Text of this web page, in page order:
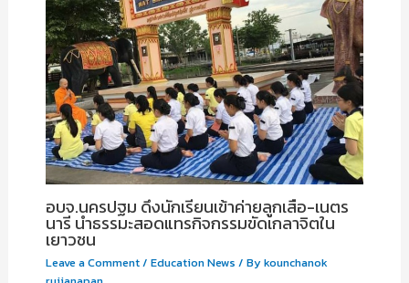
อบจ.นครปฐม ดึงนักเรียนเข้าค่ายลูกเสือ-เนตร
นารี นำธรรมะสอดแทรกิจกรรมขัดเกลาจิตใน
เยาวชน
Leave a Comment/ Education News / Bykounchanok